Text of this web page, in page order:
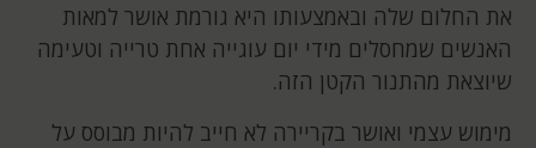
את החלום שלה ובאמצעותו היא גורמת אושר למאות
האנשים שמחסלים מידי יום עוגייה אחת טרייה וטעימה
שיוצאת מהתנור הקטן הזה.
מימוש עצמי ואושר בקריירה לא חייב להיות מבוסס על